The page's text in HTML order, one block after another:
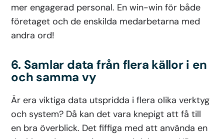
mer engagerad personal. En win-win för både
företaget och de enskilda medarbetarna med
andra ord!
6. Samlar data från flera källor i en
och samma vy
Är era viktiga data utspridda i flera olika verktyg
och system? Då kan det vara knepigt att få till
en bra överblick. Det fiffiga med att använda en